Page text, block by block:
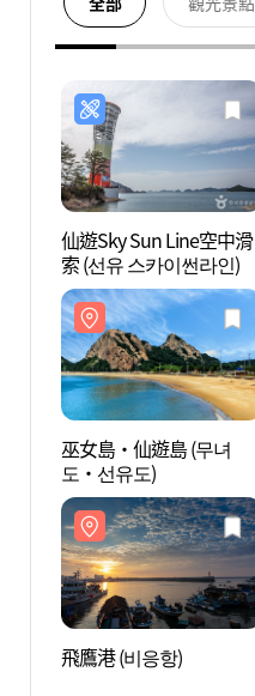
仙遊Sky Sun Line空中滑
索 (선유 스카이썬라인)
巫女島‧仙遊島 (무녀
도‧선유도)
飛鷹港 (비응항)